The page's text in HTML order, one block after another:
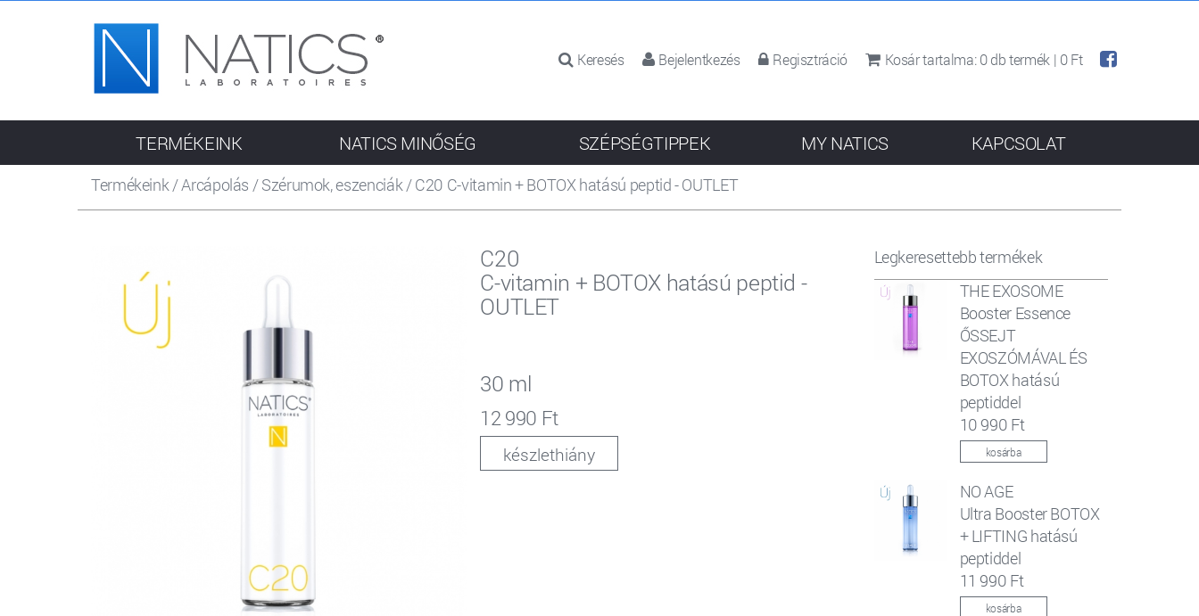
Keresés Bejelentkezés Regisztráció Kosár tartalma:0db termék | 0 Ft
Termékeink/Arcápolás /Szérumok, eszenciák/C20 C-vitamin + BOTOX hatású peptid - OUTLET
C20
C-vitamin + BOTOX hatású peptid -
OUTLET
30 ml
12 990 Ft
készlethiány
Legkeresettebb termékek
THE EXOSOME
Booster Essence
ŐSSEJT
EXOSZÓMÁVAL ÉS
BOTOX hatású
peptiddel
10 990 Ft
kosárba
NO AGE
Ultra Booster BOTOX
+ LIFTING hatású
peptiddel
11 990 Ft
kosárba
TERMÉKEINK NATICS MINŐSÉG SZÉPSÉGTIPPEK MY NATICS KAPCSOLAT